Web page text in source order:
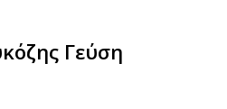
Γεύση